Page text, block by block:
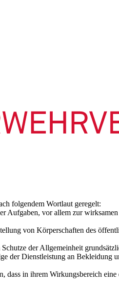
folgendem Wortlaut geregelt:
vor allem zur
von Körperschaften des
der Allgemeinheit
der Dienstleistung an Bekleidung
in ihrem Wirkungsbereich